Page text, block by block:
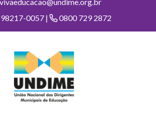
0057 |
0800 729 2872